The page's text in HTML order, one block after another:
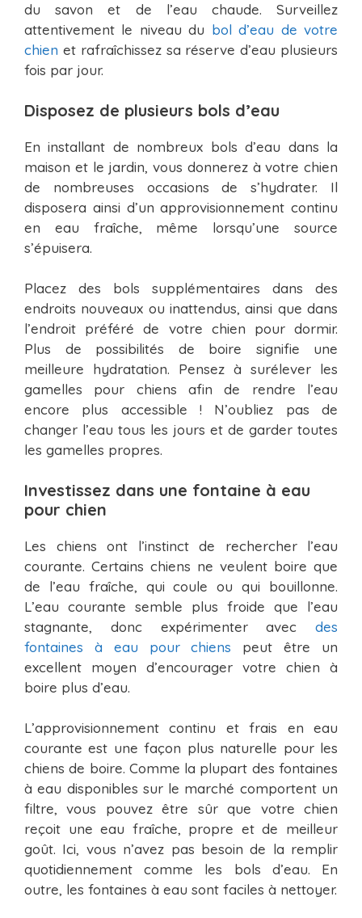
du savon et de l’eau chaude. Surveillez
attentivement le niveau du bol d’eau de votre
chien et rafraîchissez sa réserve d’eau plusieurs
fois par jour.
Disposez de plusieurs bols d’eau
En installant de nombreux bols d’eau dans la
maison et le jardin, vous donnerez à votre chien
de nombreuses occasions de s’hydrater. Il
disposera ainsi d’un approvisionnement continu
en eau fraîche, même lorsqu’une source
s’épuisera.
Placez des bols supplémentaires dans des
endroits nouveaux ou inattendus, ainsi que dans
l’endroit préféré de votre chien pour dormir.
Plus de possibilités de boire signifie une
meilleure hydratation. Pensez à surélever les
gamelles pour chiens afin de rendre l’eau
encore plus accessible ! N’oubliez pas de
changer l’eau tous les jours et de garder toutes
les gamelles propres.
Investissez dans une fontaine à eau
pour chien
Les chiens ont l’instinct de rechercher l’eau
courante. Certains chiens ne veulent boire que
de l’eau fraîche, qui coule ou qui bouillonne.
L’eau courante semble plus froide que l’eau
stagnante, donc expérimenter avec des
fontaines à eau pour chiens peut être un
excellent moyen d’encourager votre chien à
boire plus d’eau.
L’approvisionnement continu et frais en eau
courante est une façon plus naturelle pour les
chiens de boire. Comme la plupart des fontaines
à eau disponibles sur le marché comportent un
filtre, vous pouvez être sûr que votre chien
reçoit une eau fraîche, propre et de meilleur
goût. Ici, vous n’avez pas besoin de la remplir
quotidiennement comme les bols d’eau. En
outre, les fontaines à eau sont faciles à nettoyer.